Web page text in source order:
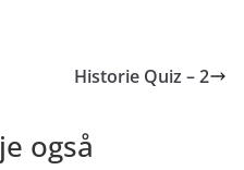
Historie Quiz – 2
også